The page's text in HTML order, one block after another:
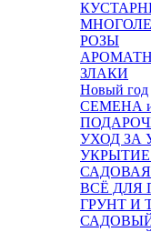
РОЗЫ
ЗЛАКИ
Новый год
СЕМЕНА
УХОД ЗА
ВСЁ ДЛЯ
ГРУНТ И